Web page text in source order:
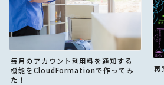
毎月のアカウント利用料を通知する
機能をCloudFormationで作ってみ
た！
再